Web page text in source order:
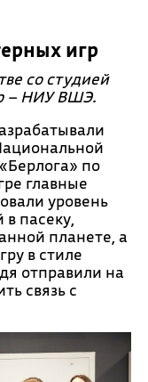
игр
со студией
– НИУ ВШЭ.
по
главные
уровень
пасеку,
планете, а
в стиле
отправили на
связь с